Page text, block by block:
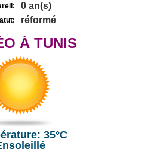
0 an(s)
réformé
À TUNIS
35°C